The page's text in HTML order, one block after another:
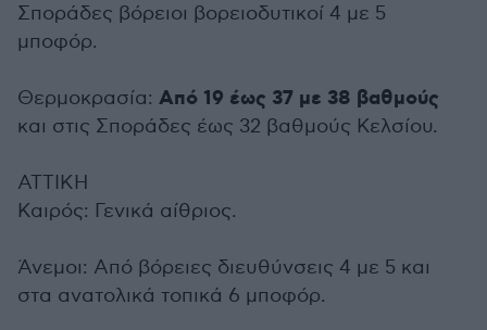
Σποράδες βόρειοι βορειοδυτικοί 4 με 5
μποφόρ.
Θερμοκρασία: Από 19 έως 37 με 38 βαθμούς
και στις Σποράδες έως 32 βαθμούς Κελσίου.
ΑΤΤΙΚΗ
Καιρός: Γενικά αίθριος.
Άνεμοι: Από βόρειες διευθύνσεις 4 με 5 και
στα ανατολικά τοπικά 6 μποφόρ.